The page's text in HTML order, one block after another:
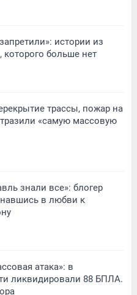
истории из
которого больше нет
трассы, пожар на
«самую массовую
знали все»: блогер
в любви к
атака»: в
ликвидировали 88 БПЛА.